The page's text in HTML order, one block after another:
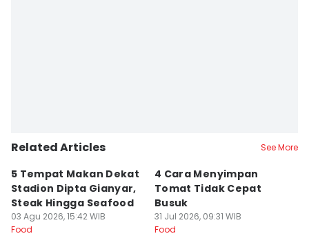
Related Articles See More
5 Tempat Makan Dekat
Stadion Dipta Gianyar,
Steak Hingga Seafood
03 Agu 2026, 15:42 WIB
Food
4 Cara Menyimpan
Tomat Tidak Cepat
Busuk
31 Jul 2026, 09:31 WIB
Food